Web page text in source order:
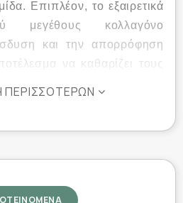
Επιπλέον, το εξαιρετικά
μεγέθους κολλαγόνο
και την απορρόφηση
να καθαρίζει τους
είδη προβιοτικών που
του δέρματος. Αυτή η
ΠΕΡΙΣΣΌΤΕΡΩΝ